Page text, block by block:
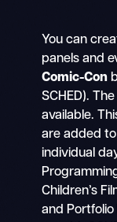
You can
panels and
Comic-Con
SCHED).
available.
are added
individual
Children’s
and Portfolio